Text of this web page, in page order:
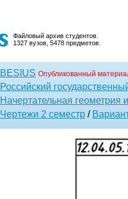
Файловый архив студентов.
1327 вузов, 5478 предметов.
BESIUS Опубликованный
Российский
Начертательная геометрия
Чертежи 2 семестр /